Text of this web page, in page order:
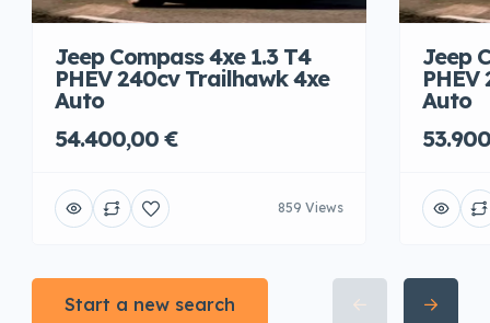
Jeep Compass 4xe 1.3 T4
PHEV 240cv Trailhawk 4xe
Auto
54.400,00 €
859 Views
Jeep
Auto
Start a new search